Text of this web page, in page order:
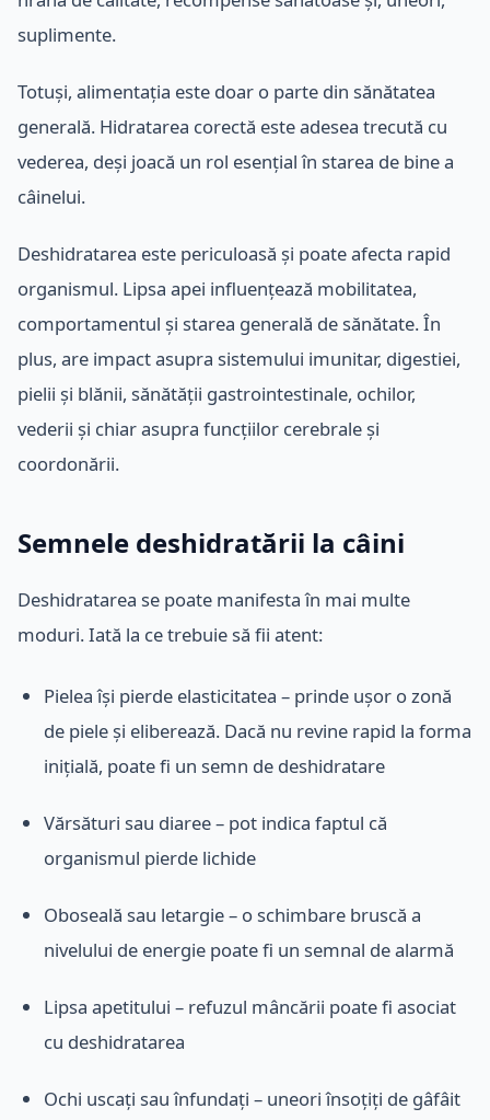
suplimente.
Totuși, alimentația este doar o parte din sănătatea
generală. Hidratarea corectă este adesea trecută cu
vederea, deși joacă un rol esențial în starea de bine a
câinelui.
Deshidratarea este periculoasă și poate afecta rapid
organismul. Lipsa apei influențează mobilitatea,
comportamentul și starea generală de sănătate. În
plus, are impact asupra sistemului imunitar, digestiei,
pielii și blănii, sănătății gastrointestinale, ochilor,
vederii și chiar asupra funcțiilor cerebrale și
coordonării.
Semnele deshidratării la câini
Deshidratarea se poate manifesta în mai multe
moduri. Iată la ce trebuie să fii atent:
Pielea își pierde elasticitatea – prinde ușor o zonă
de piele și eliberează. Dacă nu revine rapid la forma
inițială, poate fi un semn de deshidratare
Vărsături sau diaree – pot indica faptul că
organismul pierde lichide
Oboseală sau letargie – o schimbare bruscă a
nivelului de energie poate fi un semnal de alarmă
Lipsa apetitului – refuzul mâncării poate fi asociat
cu deshidratarea
Ochi uscați sau înfundați – uneori însoțiți de gâfâit